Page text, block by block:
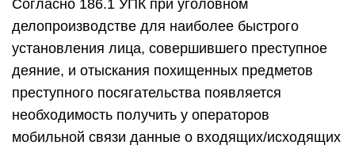
Согласно 186.1 УПК при уголовном
делопроизводстве для наиболее быстрого
установления лица, совершившего преступное
деяние, и отыскания похищенных предметов
преступного посягательства появляется
необходимость получить у операторов
мобильной связи данные о входящих/исходящих